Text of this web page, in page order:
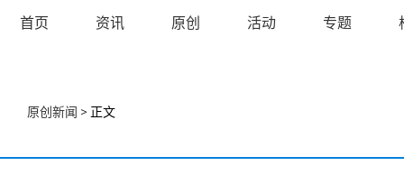
首页 资讯 原创 活动 专题
原创新闻 > 正文